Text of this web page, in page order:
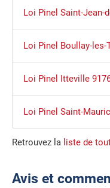
Loi Pinel Saint-Jean-
Loi Pinel Boullay-les-
Loi Pinel Itteville
Loi Pinel Saint-
Retrouvez la liste de
Avis et